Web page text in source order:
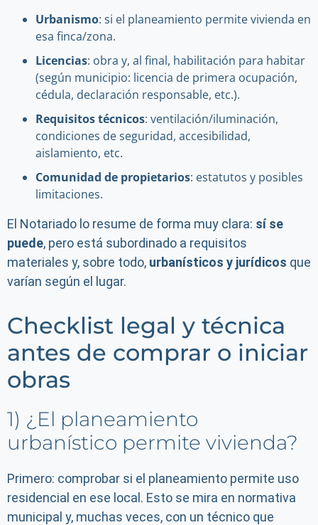
Urbanismo: si el planeamiento permite vivienda en
esa finca/zona.
Licencias: obra y, al final, habilitación para habitar
(según municipio: licencia de primera ocupación,
cédula, declaración responsable, etc.).
Requisitos técnicos: ventilación/iluminación,
condiciones de seguridad, accesibilidad,
aislamiento, etc.
Comunidad de propietarios: estatutos y posibles
limitaciones.
El Notariado lo resume de forma muy clara: sí se
puede, pero está subordinado a requisitos
materiales y, sobre todo, urbanísticos y jurídicos que
varían según el lugar.
Checklist legal y técnica
antes de comprar o iniciar
obras
1) ¿El planeamiento
urbanístico permite vivienda?
Primero: comprobar si el planeamiento permite uso
residencial en ese local. Esto se mira en normativa
municipal y, muchas veces, con un técnico que